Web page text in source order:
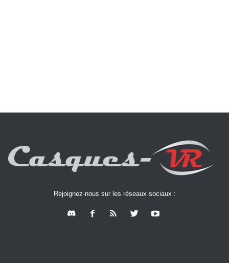
Rejoignez-nous sur les réseaux sociaux :